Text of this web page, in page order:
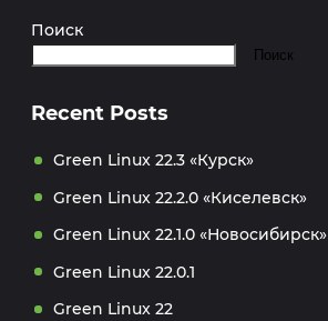
Поиск
Поиск
Recent Posts
Green Linux 22.3 «Курск»
Green Linux 22.2.0 «Киселевск»
Green Linux 22.1.0 «Новосибирск»
Green Linux 22.0.1
Green Linux 22